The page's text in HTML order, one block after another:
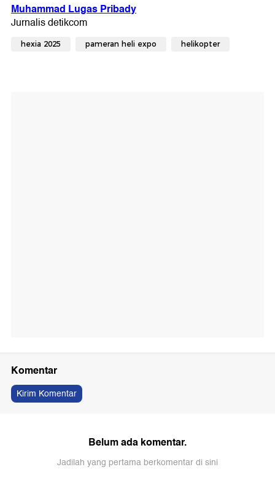
hexia 2025 pameran heli expo helikopter
Komentar
Kirim Komentar
Belum ada komentar.
Jadilah yang pertama berkomentar di sini